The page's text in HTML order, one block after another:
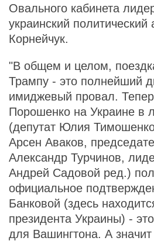
Овального кабинета
украинский
Корнейчук.
"В общем и целом,
Трампу - это полнейший
имиджевый провал.
Порошенко на Украине в
(депутат Юлия
Арсен Аваков,
Александр Турчинов,
Андрей Садовой ред.)
официальное
Банковой (здесь
президента Украины) -
для Вашингтона. А